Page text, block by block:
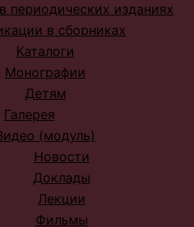
периодических изданиях
в сборниках
Каталоги
Монографии
Детям
Галерея
(модуль)
Новости
Доклады
Лекции
Фильмы